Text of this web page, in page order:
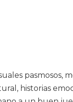
pasmosos,
historias